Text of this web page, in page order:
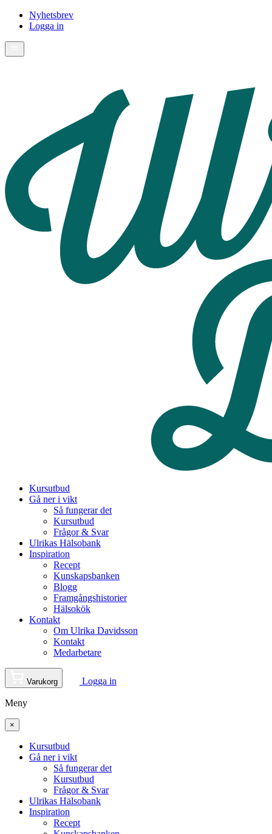
Nyhetsbrev
Logga in
Kursutbud
Gå ner i vikt
Så fungerar det
Kursutbud
Frågor & Svar
Ulrikas Hälsobank
Inspiration
Recept
Kunskapsbanken
Blogg
Framgångshistorier
Hälsokök
Kontakt
Om Ulrika Davidsson
Kontakt
Medarbetare
Varukorg Logga in
Meny
×
Kursutbud
Gå ner i vikt
Så fungerar det
Kursutbud
Frågor & Svar
Ulrikas Hälsobank
Inspiration
Recept